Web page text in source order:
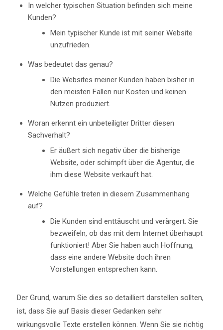
In welcher typischen Situation befinden sich meine
Kunden?
Mein typischer Kunde ist mit seiner Website
unzufrieden.
Was bedeutet das genau?
Die Websites meiner Kunden haben bisher in
den meisten Fällen nur Kosten und keinen
Nutzen produziert.
Woran erkennt ein unbeteiligter Dritter diesen
Sachverhalt?
Er äußert sich negativ über die bisherige
Website, oder schimpft über die Agentur, die
ihm diese Website verkauft hat.
Welche Gefühle treten in diesem Zusammenhang
auf?
Die Kunden sind enttäuscht und verärgert. Sie
bezweifeln, ob das mit dem Internet überhaupt
funktioniert! Aber Sie haben auch Hoffnung,
dass eine andere Website doch ihren
Vorstellungen entsprechen kann.
Der Grund, warum Sie dies so detailliert darstellen sollten,
ist, dass Sie auf Basis dieser Gedanken sehr
wirkungsvolle Texte erstellen können. Wenn Sie sie richtig